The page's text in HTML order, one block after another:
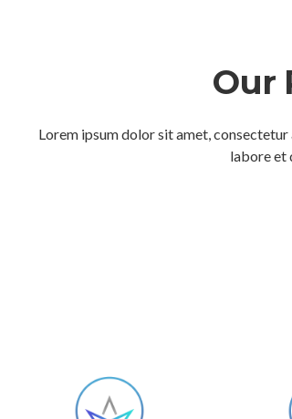
Our
Lorem ipsum dolor sit amet,
labore et